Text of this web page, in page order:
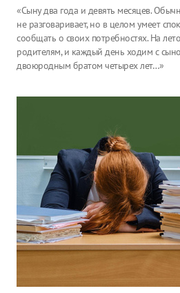
«Сыну два года и девять месяцев.
не разговаривает, но в целом умеет
сообщать о своих потребностях. На
родителям, и каждый день ходим с
двоюродным братом четырех лет…»